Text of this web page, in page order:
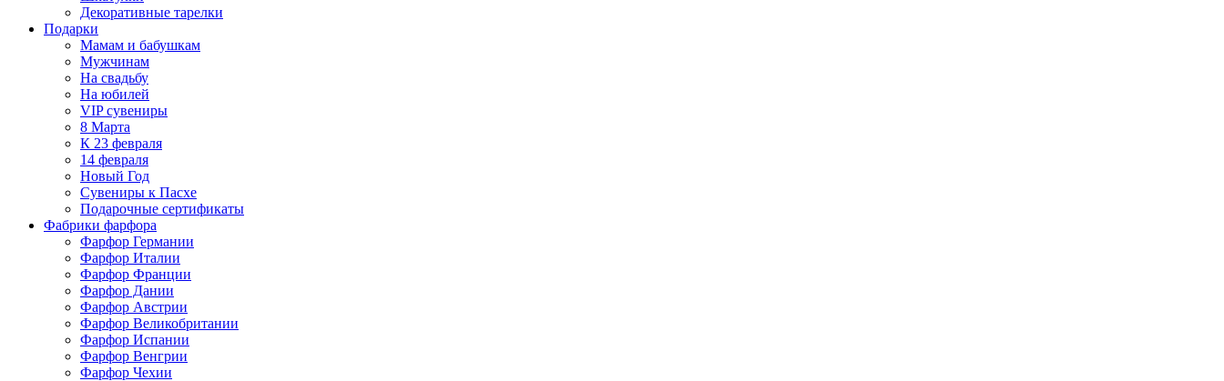
Декоративные тарелки
Подарки
Мамам и бабушкам
Мужчинам
На свадьбу
На юбилей
VIP сувениры
8 Марта
К 23 февраля
14 февраля
Новый Год
Сувениры к Пасхе
Подарочные сертификаты
Фабрики фарфора
Фарфор Германии
Фарфор Италии
Фарфор Франции
Фарфор Дании
Фарфор Австрии
Фарфор Великобритании
Фарфор Испании
Фарфор Венгрии
Фарфор Чехии